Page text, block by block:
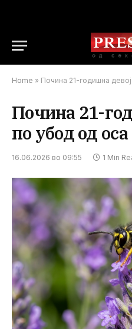
Home » Почина 21-годишна
Почина 21-
по убод од
16.06.2026 во 09:55 1 Min